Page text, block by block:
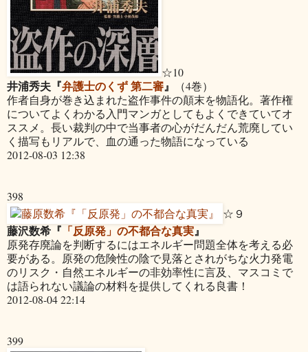
☆10
井浦秀夫『弁護士のくず 第二審』
（4巻）
作者自身が巻き込まれた盗作事件の顛末を物語化。著作権
についてよくわかる入門マンガとしてもよくできていてオ
ススメ。長い裁判の中で当事者の心がだんだん荒廃してい
く描写もリアルで、血の通った物語になっている
2012-08-03 12:38
398
☆９
藤沢数希『 「反原発」の不都合な真実』
原発存廃論を判断するにはエネルギー問題全体を考える必
要がある。原発の危険性の陰で見落とされがちな火力発電
のリスク・自然エネルギーの非効率性に言及、マスコミで
は語られない議論の材料を提供してくれる良書！
2012-08-04 22:14
399